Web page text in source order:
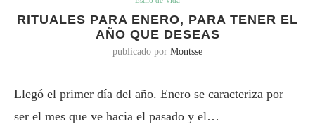
RITUALES PARA ENERO, PARA TENER EL
AÑO QUE DESEAS
publicado por Montsse
Llegó el primer día del año. Enero se caracteriza por
ser el mes que ve hacia el pasado y el…